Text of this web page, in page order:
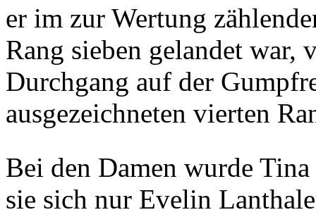
er im zur Wertung
Rang sieben gelandet war,
Durchgang auf der
ausgezeichneten vierten
Bei den Damen wurde
sie sich nur Evelin